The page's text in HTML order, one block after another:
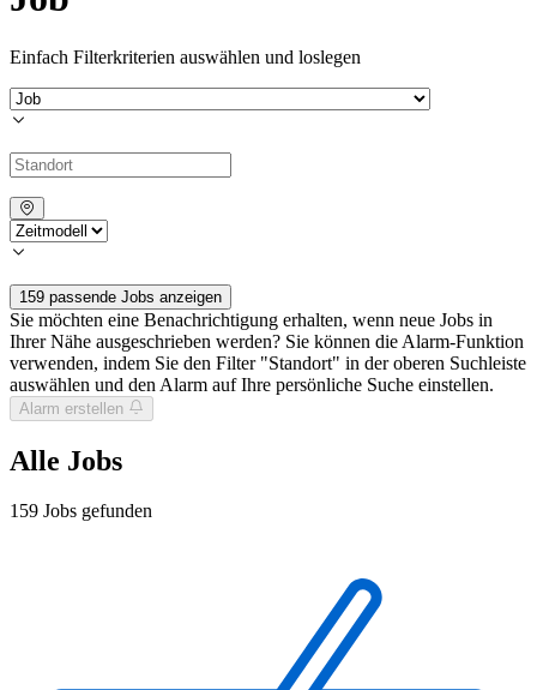
Einfach Filterkriterien auswählen und loslegen
159 passende Jobs anzeigen
Sie möchten eine Benachrichtigung erhalten, wenn neue Jobs in
Ihrer Nähe ausgeschrieben werden? Sie können die Alarm-Funktion
verwenden, indem Sie den Filter "Standort" in der oberen Suchleiste
auswählen und den Alarm auf Ihre persönliche Suche einstellen.
Alarm erstellen
Alle Jobs
159 Jobs gefunden